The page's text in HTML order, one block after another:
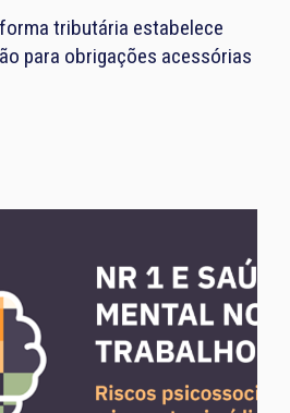
tributária estabelece
para obrigações acessórias